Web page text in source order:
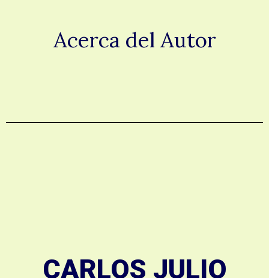
Acerca del Autor
CARLOS JULIO